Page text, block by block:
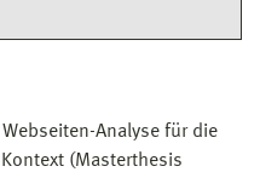
Analyse für die
(Masterthesis